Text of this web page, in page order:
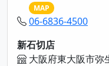
MAP
06-6836-4500
新石切店
大阪府東大阪市